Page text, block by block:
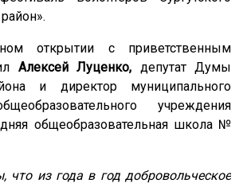
открытии с приветственным
Алексей Луценко, депутат Думы
и директор муниципального
учреждения
общеобразовательная школа №
из года в год добровольческое